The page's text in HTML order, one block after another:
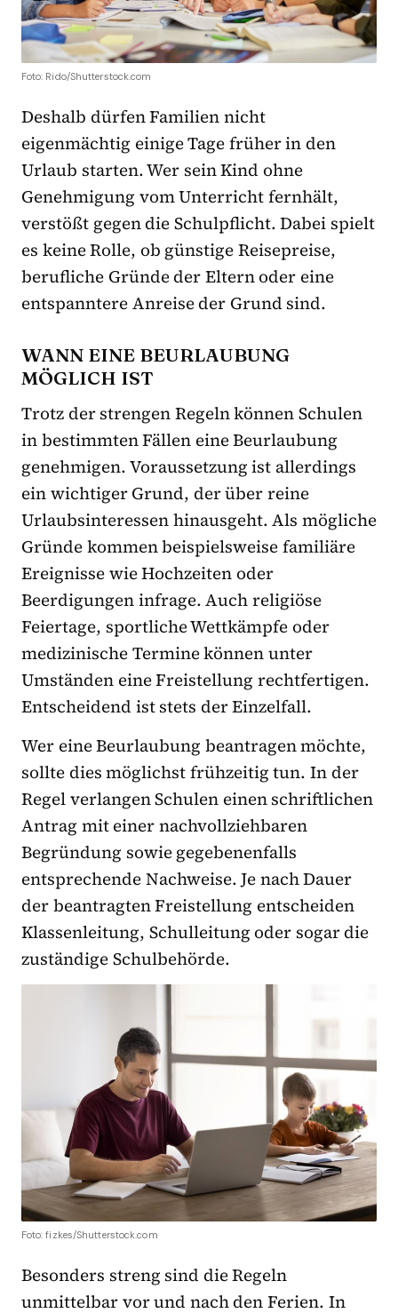
Foto: Rido/Shutterstock.com
Deshalb dürfen Familien nicht
eigenmächtig einige Tage früher in den
Urlaub starten. Wer sein Kind ohne
Genehmigung vom Unterricht fernhält,
verstößt gegen die Schulpflicht. Dabei spielt
es keine Rolle, ob günstige Reisepreise,
berufliche Gründe der Eltern oder eine
entspanntere Anreise der Grund sind.
WANN EINE BEURLAUBUNG
MÖGLICH IST
Trotz der strengen Regeln können Schulen
in bestimmten Fällen eine Beurlaubung
genehmigen. Voraussetzung ist allerdings
ein wichtiger Grund, der über reine
Urlaubsinteressen hinausgeht. Als mögliche
Gründe kommen beispielsweise familiäre
Ereignisse wie Hochzeiten oder
Beerdigungen infrage. Auch religiöse
Feiertage, sportliche Wettkämpfe oder
medizinische Termine können unter
Umständen eine Freistellung rechtfertigen.
Entscheidend ist stets der Einzelfall.
Wer eine Beurlaubung beantragen möchte,
sollte dies möglichst frühzeitig tun. In der
Regel verlangen Schulen einen schriftlichen
Antrag mit einer nachvollziehbaren
Begründung sowie gegebenenfalls
entsprechende Nachweise. Je nach Dauer
der beantragten Freistellung entscheiden
Klassenleitung, Schulleitung oder sogar die
zuständige Schulbehörde.
Foto: fizkes/Shutterstock.com
Besonders streng sind die Regeln
unmittelbar vor und nach den Ferien. In